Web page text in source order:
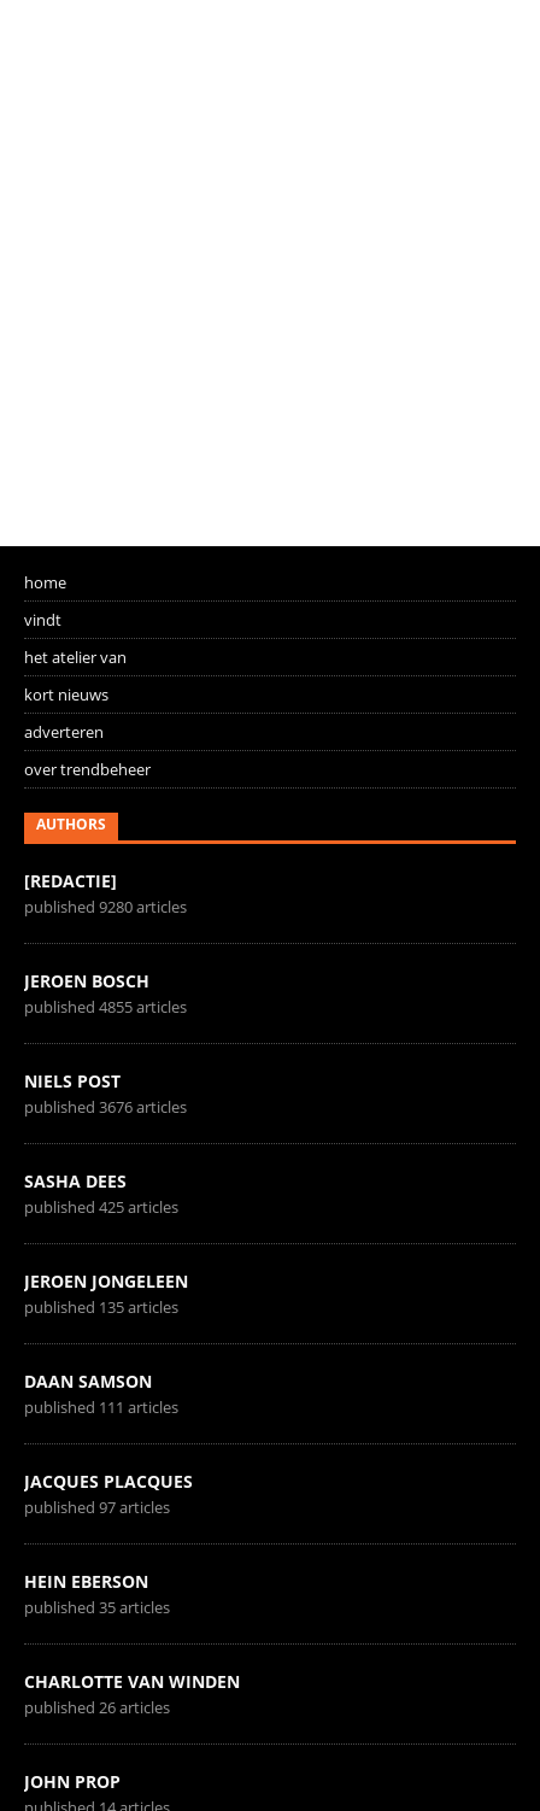
home
vindt
het atelier van
kort nieuws
adverteren
over trendbeheer
AUTHORS
[REDACTIE]
published 9280 articles
JEROEN BOSCH
published 4855 articles
NIELS POST
published 3676 articles
SASHA DEES
published 425 articles
JEROEN JONGELEEN
published 135 articles
DAAN SAMSON
published 111 articles
JACQUES PLACQUES
published 97 articles
HEIN EBERSON
published 35 articles
CHARLOTTE VAN WINDEN
published 26 articles
JOHN PROP